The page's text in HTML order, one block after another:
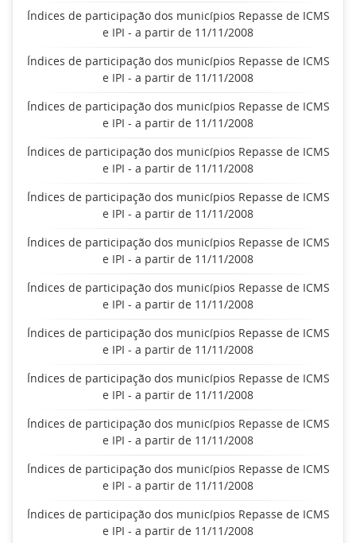
Índices de participação dos municípios Repasse de ICMS
e IPI - a partir de 11/11/2008
Índices de participação dos municípios Repasse de ICMS
e IPI - a partir de 11/11/2008
Índices de participação dos municípios Repasse de ICMS
e IPI - a partir de 11/11/2008
Índices de participação dos municípios Repasse de ICMS
e IPI - a partir de 11/11/2008
Índices de participação dos municípios Repasse de ICMS
e IPI - a partir de 11/11/2008
Índices de participação dos municípios Repasse de ICMS
e IPI - a partir de 11/11/2008
Índices de participação dos municípios Repasse de ICMS
e IPI - a partir de 11/11/2008
Índices de participação dos municípios Repasse de ICMS
e IPI - a partir de 11/11/2008
Índices de participação dos municípios Repasse de ICMS
e IPI - a partir de 11/11/2008
Índices de participação dos municípios Repasse de ICMS
e IPI - a partir de 11/11/2008
Índices de participação dos municípios Repasse de ICMS
e IPI - a partir de 11/11/2008
Índices de participação dos municípios Repasse de ICMS
e IPI - a partir de 11/11/2008